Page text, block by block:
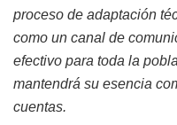
proceso de adaptación
como un canal de
efectivo para toda la
mantendrá su esencia
cuentas.